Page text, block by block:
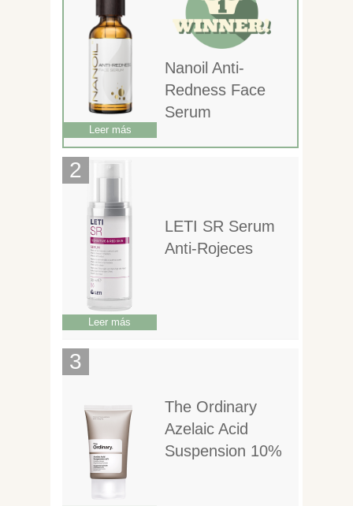
Nanoil Anti-
Redness Face
Serum
Leer más
LETI SR Serum
Anti-Rojeces
Leer más
The Ordinary
Azelaic Acid
Suspension 10%